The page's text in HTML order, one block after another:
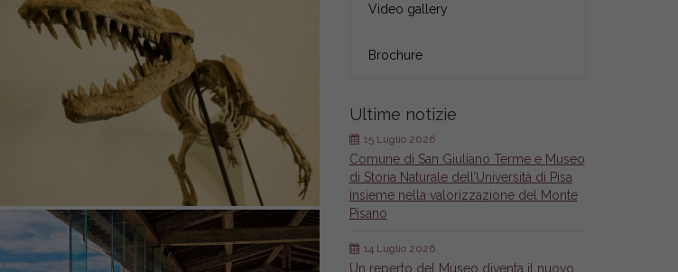
Video gallery
Brochure
Ultime notizie
Comune di San Giuliano Terme e Museo
di Storia Naturale dell’Università di Pisa
insieme nella valorizzazione del Monte
Pisano
15 Luglio 2026
Un reperto del Museo diventa il nuovo
14 Luglio 2026